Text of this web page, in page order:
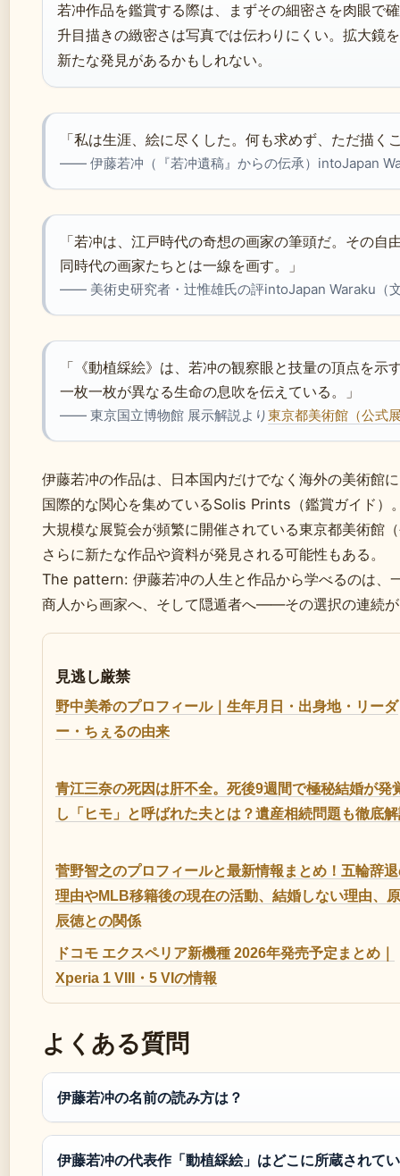
若冲作品を鑑賞する際は、まずその細密さを肉眼で
升目描きの緻密さは写真では伝わりにくい。拡大鏡
新たな発見があるかもしれない。
「私は生涯、絵に尽くした。何も求めず、ただ描く
—— 伊藤若冲（『若冲遺稿』からの伝承）intoJapan
「若冲は、江戸時代の奇想の画家の筆頭だ。その自
同時代の画家たちとは一線を画す。」
—— 美術史研究者・辻惟雄氏の評intoJapan Waraku（
「《動植綵絵》は、若冲の観察眼と技量の頂点を示
一枚一枚が異なる生命の息吹を伝えている。」
—— 東京国立博物館 展示解説より東京都美術館（公式
伊藤若冲の作品は、日本国内だけでなく海外の美術館
国際的な関心を集めているSolis Prints（鑑賞ガイド
大規模な展覧会が頻繁に開催されている東京都美術館
さらに新たな作品や資料が発見される可能性もある。
The pattern: 伊藤若冲の人生と作品から学べるのは、
商人から画家へ、そして隠遁者へ——その選択の連続
見逃し厳禁
野中美希のプロフィール｜生年月日・出身地・リーダ
ー・ちぇるの由来
青江三奈の死因は肝不全。死後9週間で極秘結婚が発
し「ヒモ」と呼ばれた夫とは？遺産相続問題も徹底
菅野智之のプロフィールと最新情報まとめ！五輪辞
理由やMLB移籍後の現在の活動、結婚しない理由、原
辰徳との関係
ドコモ エクスペリア新機種 2026年発売予定まとめ｜
Xperia 1 VIII・5 VIの情報
よくある質問
伊藤若冲の名前の読み方は？
伊藤若冲の代表作「動植綵絵」はどこに所蔵されて